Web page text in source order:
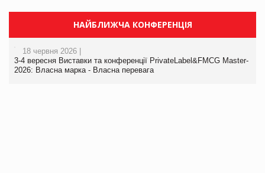
НАЙБЛИЖЧА КОНФЕРЕНЦІЯ
18 червня 2026 |
3-4 вересня Виставки та конференції PrivateLabel&FMCG Master-
2026: Власна марка - Власна перевага